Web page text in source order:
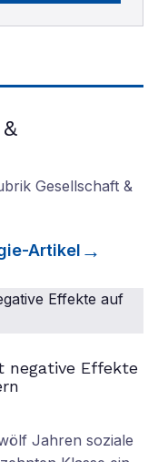
Gesellschaft &
-Artikel
negative Effekte
Jahren soziale